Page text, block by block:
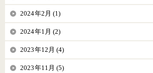
2024年2月 (1)
2024年1月 (2)
2023年12月 (4)
2023年11月 (5)